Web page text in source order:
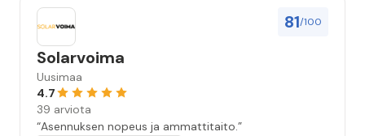
81/100
Solarvoima
Uusimaa
4.7
39 arviota
“Asennuksen nopeus ja ammattitaito.”